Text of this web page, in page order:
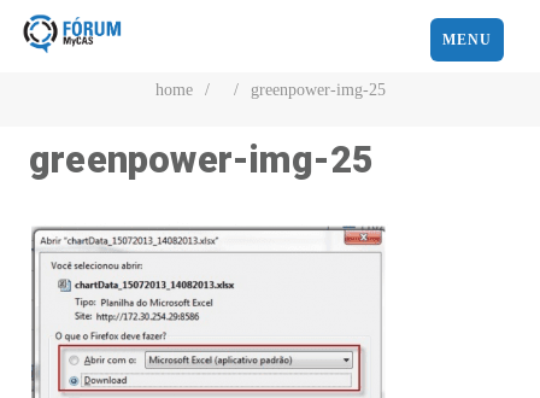
MENU
home / / greenpower-img-25
greenpower-img-25